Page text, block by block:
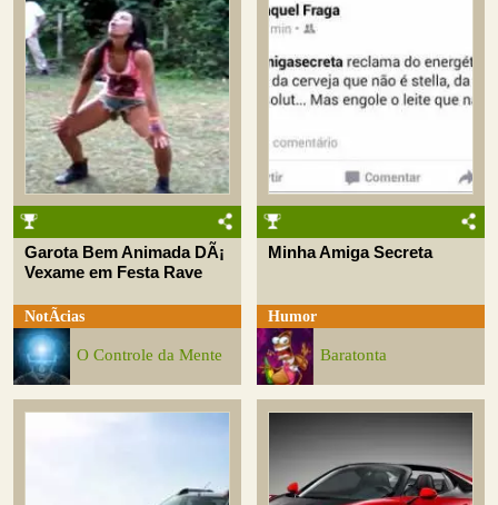
Garota Bem Animada DÃ¡
Vexame em Festa Rave
NotÃ­cias
O Controle da Mente
Minha Amiga Secreta
Humor
Baratonta